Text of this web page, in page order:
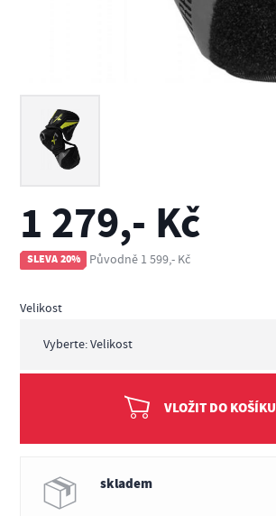
1 279,- Kč
SLEVA 20% Původně 1 599,- Kč
Velikost
VLOŽIT DO KOŠÍKU
skladem